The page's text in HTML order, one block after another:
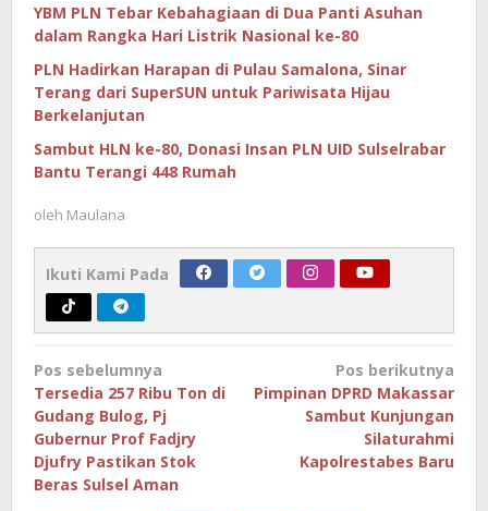
YBM PLN Tebar Kebahagiaan di Dua Panti Asuhan
dalam Rangka Hari Listrik Nasional ke-80
PLN Hadirkan Harapan di Pulau Samalona, Sinar
Terang dari SuperSUN untuk Pariwisata Hijau
Berkelanjutan
Sambut HLN ke-80, Donasi Insan PLN UID Sulselrabar
Bantu Terangi 448 Rumah
oleh Maulana
Ikuti Kami Pada
Navigasi
pos
Pos sebelumnya
Tersedia 257 Ribu Ton di
Gudang Bulog, Pj
Gubernur Prof Fadjry
Djufry Pastikan Stok
Beras Sulsel Aman
Pos berikutnya
Pimpinan DPRD Makassar
Sambut Kunjungan
Silaturahmi
Kapolrestabes Baru